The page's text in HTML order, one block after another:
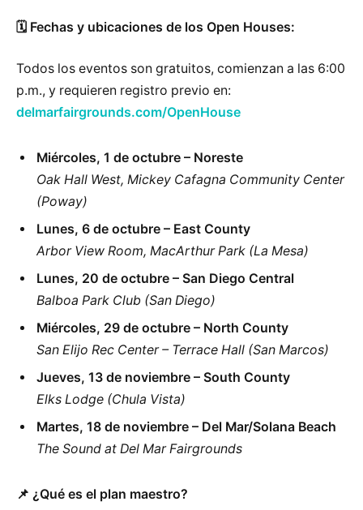
🗓 Fechas y ubicaciones de los Open Houses:
Todos los eventos son gratuitos, comienzan a las 6:00
p.m., y requieren registro previo en:
delmarfairgrounds.com/OpenHouse
Miércoles, 1 de octubre – Noreste
Oak Hall West, Mickey Cafagna Community Center
(Poway)
Lunes, 6 de octubre – East County
Arbor View Room, MacArthur Park (La Mesa)
Lunes, 20 de octubre – San Diego Central
Balboa Park Club (San Diego)
Miércoles, 29 de octubre – North County
San Elijo Rec Center – Terrace Hall (San Marcos)
Jueves, 13 de noviembre – South County
Elks Lodge (Chula Vista)
Martes, 18 de noviembre – Del Mar/Solana Beach
The Sound at Del Mar Fairgrounds
📌 ¿Qué es el plan maestro?